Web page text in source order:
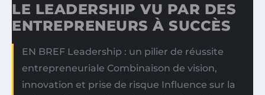
LE LEADERSHIP VU PAR DES
ENTREPRENEURS À SUCCÈS
EN BREF Leadership : un pilier de réussite
entrepreneuriale Combinaison de vision,
innovation et prise de risque Influence sur la